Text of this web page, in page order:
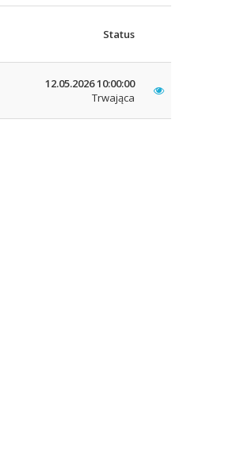
Status
12.05.2026 10:00:00
Trwająca